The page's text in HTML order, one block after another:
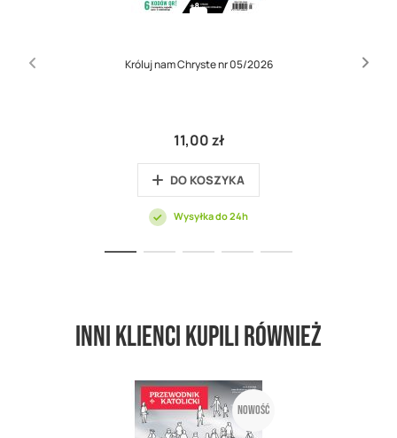
Króluj nam Chryste nr 05/2026
11,00 zł
DO KOSZYKA
Wysyłka do 24h
Inni klienci kupili również
Nowość